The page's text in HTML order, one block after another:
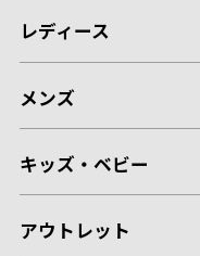
レディース
メンズ
キッズ・ベビー
アウトレット